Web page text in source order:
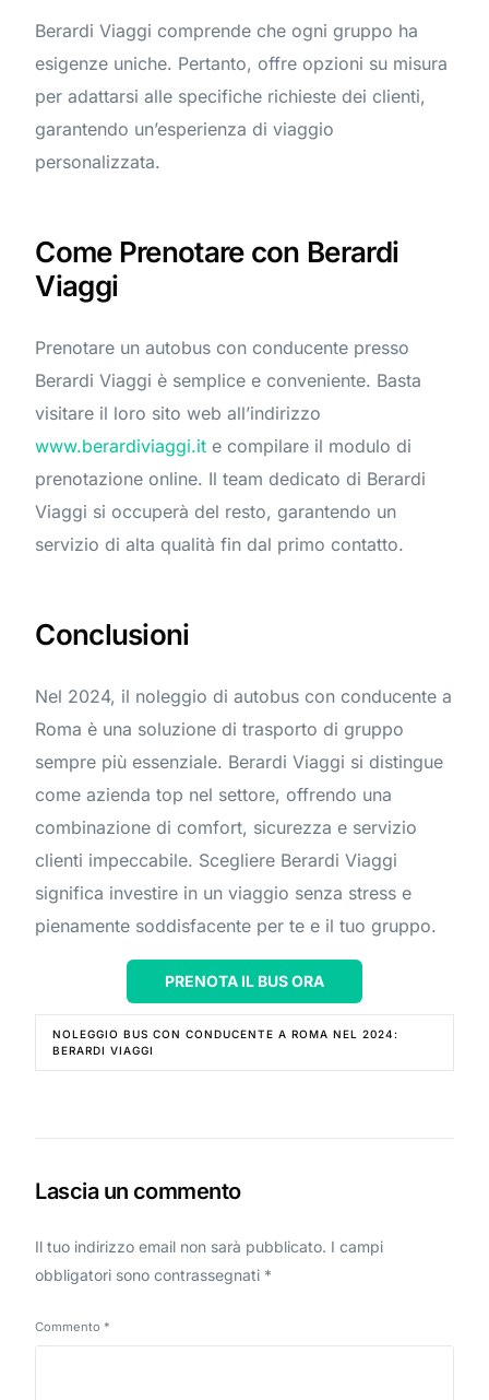
Berardi Viaggi comprende che ogni gruppo ha
esigenze uniche. Pertanto, offre opzioni su misura
per adattarsi alle specifiche richieste dei clienti,
garantendo un’esperienza di viaggio
personalizzata.
Come Prenotare con Berardi
Viaggi
Prenotare un autobus con conducente presso
Berardi Viaggi è semplice e conveniente. Basta
visitare il loro sito web all’indirizzo
www.berardiviaggi.it e compilare il modulo di
prenotazione online. Il team dedicato di Berardi
Viaggi si occuperà del resto, garantendo un
servizio di alta qualità fin dal primo contatto.
Conclusioni
Nel 2024, il noleggio di autobus con conducente a
Roma è una soluzione di trasporto di gruppo
sempre più essenziale. Berardi Viaggi si distingue
come azienda top nel settore, offrendo una
combinazione di comfort, sicurezza e servizio
clienti impeccabile. Scegliere Berardi Viaggi
significa investire in un viaggio senza stress e
pienamente soddisfacente per te e il tuo gruppo.
PRENOTA IL BUS ORA
NOLEGGIO BUS CON CONDUCENTE A ROMA NEL 2024:
BERARDI VIAGGI
Lascia un commento
Il tuo indirizzo email non sarà pubblicato. I campi
obbligatori sono contrassegnati *
Commento *